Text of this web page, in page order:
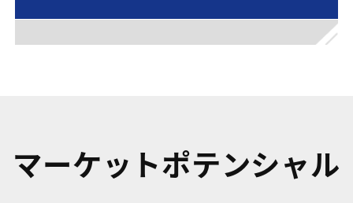
マーケットポテンシャル